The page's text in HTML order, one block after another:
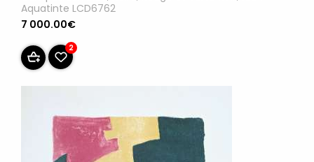
Aquatinte LCD6762
7 000.00€
2